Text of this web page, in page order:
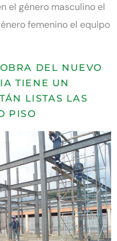
el género masculino el
femenino el equipo
DEL NUEVO
TIENE UN
LISTAS LAS
PISO